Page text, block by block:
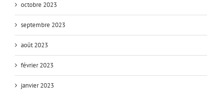
octobre 2023
septembre 2023
août 2023
février 2023
janvier 2023